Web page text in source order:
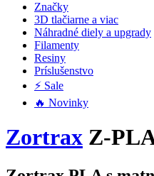
Značky
3D tlačiarne a viac
Náhradné diely a upgrady
Filamenty
Resiny
Príslušenstvo
⚡ Sale
🔥 Novinky
Zortrax Z-